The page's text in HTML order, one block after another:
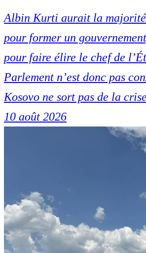
Albin Kurti aurait la majorité
pour former un
pour faire élire le chef de
Parlement n’est donc pas
Kosovo ne sort pas de la
10 août 2026